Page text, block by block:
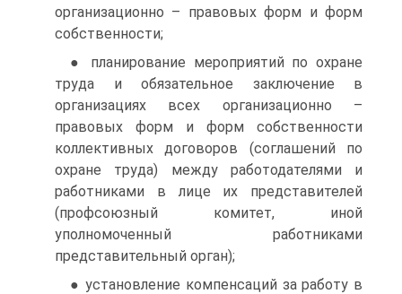
организационно – правовых форм и форм
собственности;
● планирование мероприятий по охране
труда и обязательное заключение в
организациях всех организационно –
правовых форм и форм собственности
коллективных договоров (соглашений по
охране труда) между работодателями и
работниками в лице их представителей
(профсоюзный комитет, иной
уполномоченный работниками
представительный орган);
● установление компенсаций за работу в